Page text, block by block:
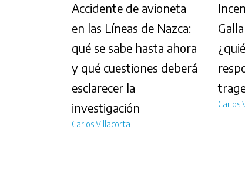
Accidente de avioneta
en las Líneas de Nazca:
qué se sabe hasta ahora
y qué cuestiones deberá
esclarecer la
investigación
Carlos Villacorta
Carlos